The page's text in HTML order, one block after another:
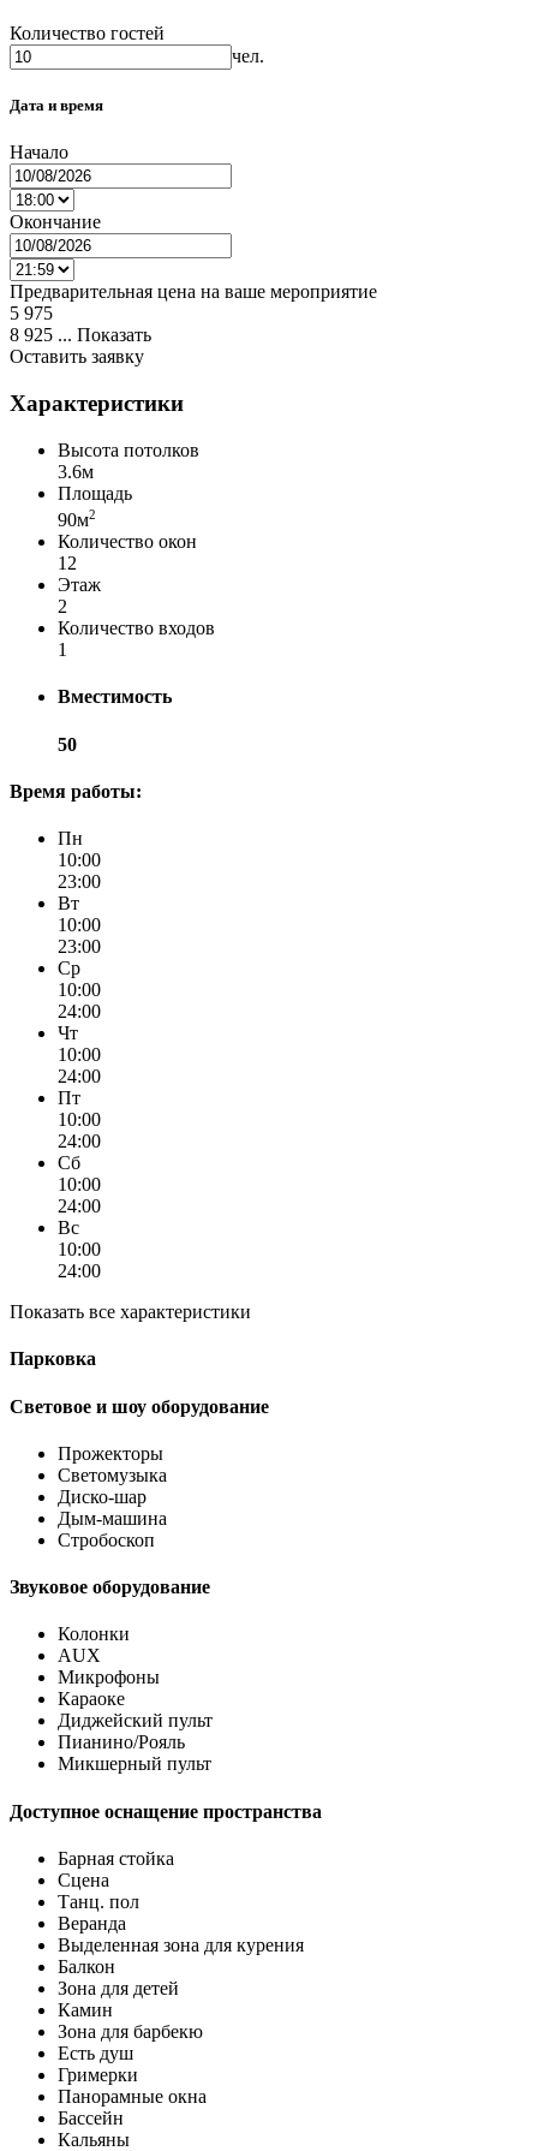
Количество гостей
чел.
Дата и время
Начало
Окончание
Предварительная цена на ваше мероприятие
5 975
8 925 ... Показать
Оставить заявку
Характеристики
Высота потолков
3.6м
Площадь
90м2
Количество окон
12
Этаж
2
Количество входов
1
Вместимость
50
Время работы:
Пн
10:00
23:00
Вт
10:00
23:00
Ср
10:00
24:00
Чт
10:00
24:00
Пт
10:00
24:00
Сб
10:00
24:00
Вс
10:00
24:00
Показать все характеристики
Парковка
Световое и шоу оборудование
Прожекторы
Светомузыка
Диско-шар
Дым-машина
Стробоскоп
Звуковое оборудование
Колонки
AUX
Микрофоны
Караоке
Диджейский пульт
Пианино/Рояль
Микшерный пульт
Доступное оснащение пространства
Барная стойка
Сцена
Танц. пол
Веранда
Выделенная зона для курения
Балкон
Зона для детей
Камин
Зона для барбекю
Есть душ
Гримерки
Панорамные окна
Бассейн
Кальяны